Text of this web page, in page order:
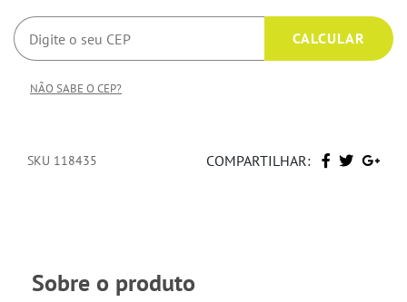
NÃO SABE O CEP?
SKU 118435 COMPARTILHAR:
Sobre o produto